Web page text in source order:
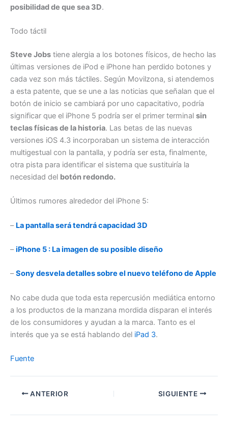
posibilidad de que sea 3D.
Todo táctil
Steve Jobs tiene alergia a los botones físicos, de hecho las
últimas versiones de iPod e iPhone han perdido botones y
cada vez son más táctiles. Según Movilzona, si atendemos
a esta patente, que se une a las noticias que señalan que el
botón de inicio se cambiará por uno capacitativo, podría
significar que el iPhone 5 podría ser el primer terminal sin
teclas físicas de la historia. Las betas de las nuevas
versiones iOS 4.3 incorporaban un sistema de interacción
multigestual con la pantalla, y podría ser esta, finalmente,
otra pista para identificar el sistema que sustituiría la
necesidad del botón redondo.
Últimos rumores alrededor del iPhone 5:
– La pantalla será tendrá capacidad 3D
–iPhone 5 : La imagen de su posible diseño
–Sony desvela detalles sobre el nuevo teléfono de Apple
No cabe duda que toda esta repercusión mediática entorno
a los productos de la manzana mordida disparan el interés
de los consumidores y ayudan a la marca. Tanto es el
interés que ya se está hablando del iPad 3.
Fuente
ANTERIOR SIGUIENTE